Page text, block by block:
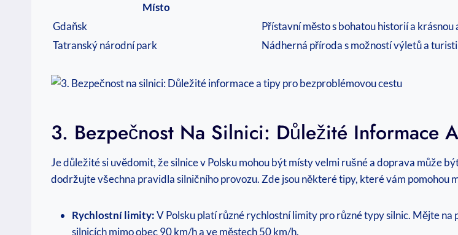
Místo
Gdaňsk
Přístavní město s bohatou historií a
Tatranský národní park
Nádherná příroda s možností výletů a
3. Bezpečnost Na Silnici: Důležité Informace
Je důležité si uvědomit, že silnice v Polsku mohou být místy velmi rušné a doprava může
dodržujte všechna pravidla silničního provozu. Zde jsou některé tipy, které vám pomohou
Rychlostní limity:V Polsku platí různé rychlostní limity pro různé typy silnic. Mějte
silnicích mimo obec 90 km/h a ve městech 50 km/h.